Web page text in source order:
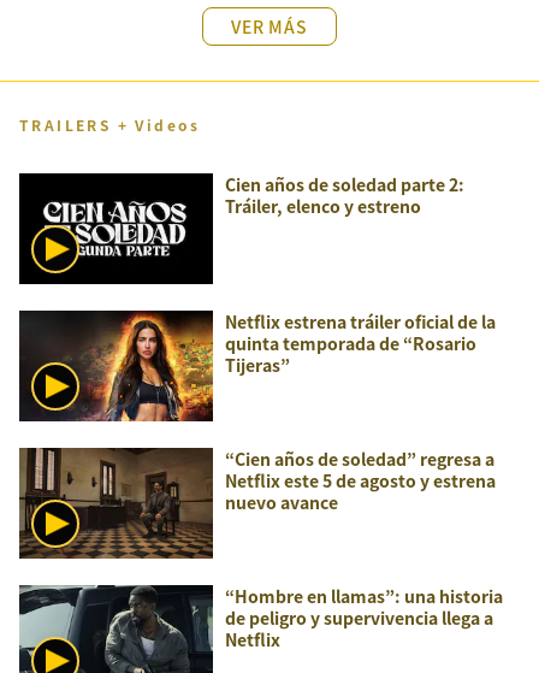
VER MÁS
TRAILERS + Videos
Cien años de soledad parte 2:
Tráiler, elenco y estreno
Netflix estrena tráiler oficial de la
quinta temporada de “Rosario
Tijeras”
“Cien años de soledad” regresa a
Netflix este 5 de agosto y estrena
nuevo avance
“Hombre en llamas”: una historia
de peligro y supervivencia llega a
Netflix